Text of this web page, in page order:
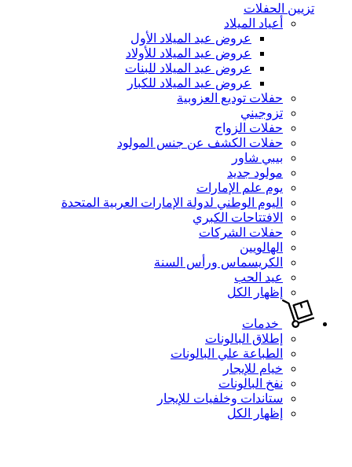
تزيين الحفلات
أعياد الميلاد
عروض عيد الميلاد الأول
عروض عيد الميلاد للأولاد
عروض عيد الميلاد للبنات
عروض عيد الميلاد للكبار
حفلات توديع العزوبية
تزوجيني
حفلات الزواج
حفلات الكشف عن جنس المولود
بيبي شاور
مولود جديد
يوم علم الإمارات
اليوم الوطني لدولة الإمارات العربية المتحدة
الافتتاحات الكبري
حفلات الشركات
الهالويين
الكريسماس ورأس السنة
عيد الحب
إظهار الكل
خدمات
إطلاق البالونات
الطباعة علي البالونات
خيام للإيجار
نفخ البالونات
ستاندات وخلفيات للإيجار
إظهار الكل